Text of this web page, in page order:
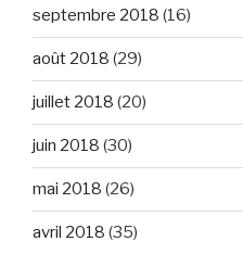
septembre 2018 (16)
août 2018 (29)
juillet 2018 (20)
juin 2018 (30)
mai 2018 (26)
avril 2018 (35)